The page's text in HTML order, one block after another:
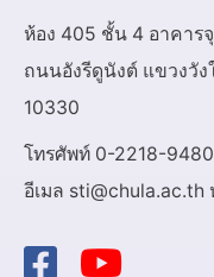
ห้อง 405 ชั้น 4 อาคาร
ถนนอังรีดูนังต์ แขวงวั
10330
โทรศัพท์ 0-2218-9480
อีเมล sti@chula.ac.th